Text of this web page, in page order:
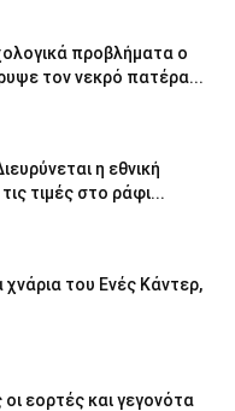
προβλήματα ο
τον νεκρό πατέρα...
η εθνική
τιμές στο ράφι...
χνάρια του Ενές Κάντερ,
εορτές και γεγονότα